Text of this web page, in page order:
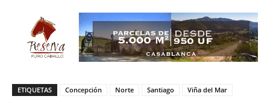
ETIQUETAS Concepción Norte Santiago Viña del Mar